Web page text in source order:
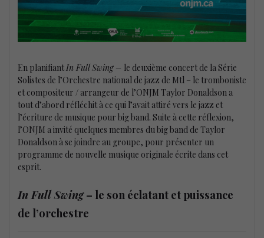
En planifiantIn Full Swing – le deuxième concert de la Série
Solistes de l’Orchestre national de jazz de Mtl – le tromboniste
et compositeur / arrangeur de l’ONJM Taylor Donaldson a
tout d’abord réfléchit à ce qui l’avait attiré vers le jazz et
l’écriture de musique pour big band. Suite à cette réflexion,
l’ONJM a invité quelques membres du big band de Taylor
Donaldson à se joindre au groupe, pour présenter un
programme de nouvelle musique originale écrite dans cet
esprit.
In Full Swing– le son éclatant et puissance
de l’orchestre